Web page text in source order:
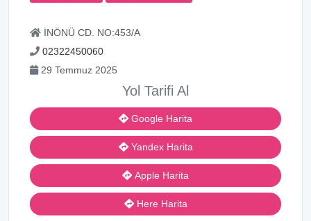
İNÖNÜ CD. NO:453/A
02322450060
29 Temmuz 2025
Yol Tarifi Al
Google Harita
Yandex Harita
Apple Harita
Here Harita